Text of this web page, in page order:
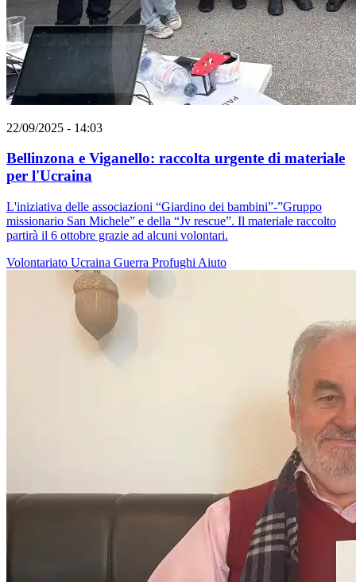
22/09/2025 - 14:03
Bellinzona e Viganello: raccolta urgente di materiale
per l'Ucraina
L'iniziativa delle associazioni “Giardino dei bambini”-”Gruppo
missionario San Michele” e della “Jv rescue”. Il materiale raccolto
partirà il 6 ottobre grazie ad alcuni volontari.
Volontariato Ucraina Guerra Profughi Aiuto